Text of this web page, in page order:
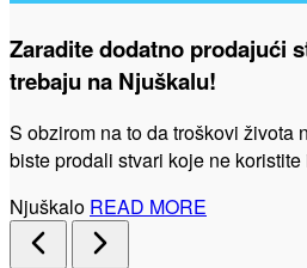
Zaradite dodatno prodajući
trebaju na Njuškalu!
S obzirom na to da troškovi života
biste prodali stvari koje ne
Njuškalo READ MORE